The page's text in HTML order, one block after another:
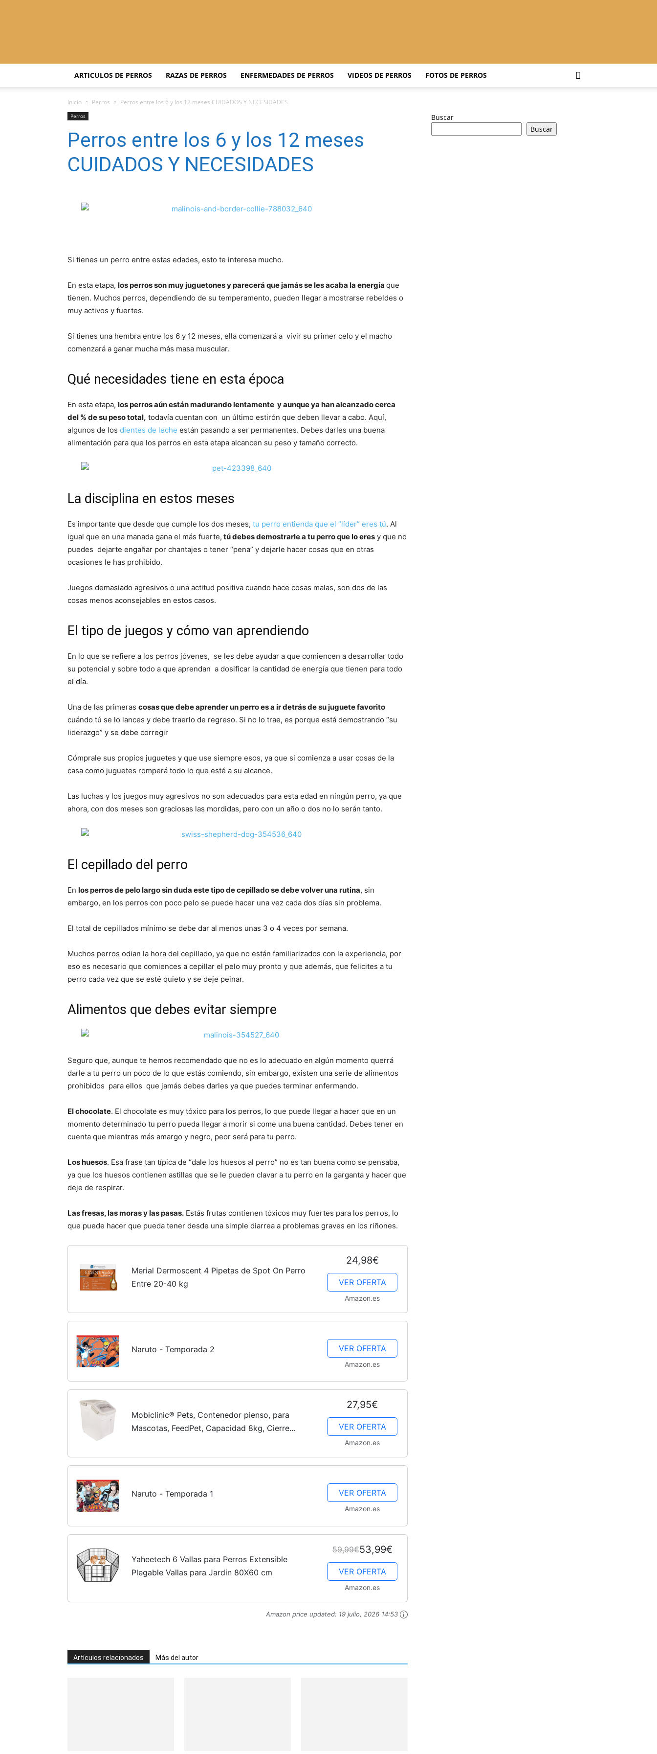
Adiestrar
–
ARTICULOS DE PERROS RAZAS DE PERROS ENFERMEDADES DE PERROS VIDEOS DE PERROS FOTOS DE PERROS
Inicio Perros Perros entre los 6 y los 12 meses CUIDADOS Y NECESIDADES
Perros
Perros entre los 6 y los 12 meses
CUIDADOS Y NECESIDADES
Si tienes un perro entre estas edades, esto te interesa mucho.
En esta etapa, los perros son muy juguetones y parecerá que jamás se les acaba la energía que
tienen. Muchos perros, dependiendo de su temperamento, pueden llegar a mostrarse rebeldes o
muy activos y fuertes.
Si tienes una hembra entre los 6 y 12 meses, ella comenzará a vivir su primer celo y el macho
comenzará a ganar mucha más masa muscular.
Qué necesidades tiene en esta época
En esta etapa, los perros aún están madurando lentamente y aunque ya han alcanzado cerca
del % de su peso total, todavía cuentan con un último estirón que deben llevar a cabo. Aquí,
algunos de los dientes de leche están pasando a ser permanentes. Debes darles una buena
alimentación para que los perros en esta etapa alcancen su peso y tamaño correcto.
La disciplina en estos meses
Es importante que desde que cumple los dos meses, tu perro entienda que el “líder” eres tú. Al
igual que en una manada gana el más fuerte, tú debes demostrarle a tu perro que lo eres y que no
puedes dejarte engañar por chantajes o tener “pena” y dejarle hacer cosas que en otras
ocasiones le has prohibido.
Juegos demasiado agresivos o una actitud positiva cuando hace cosas malas, son dos de las
cosas menos aconsejables en estos casos.
El tipo de juegos y cómo van aprendiendo
En lo que se refiere a los perros jóvenes, se les debe ayudar a que comiencen a desarrollar todo
su potencial y sobre todo a que aprendan a dosificar la cantidad de energía que tienen para todo
el día.
Una de las primeras cosas que debe aprender un perro es a ir detrás de su juguete favorito
cuándo tú se lo lances y debe traerlo de regreso. Si no lo trae, es porque está demostrando “su
liderazgo” y se debe corregir
Cómprale sus propios juguetes y que use siempre esos, ya que si comienza a usar cosas de la
casa como juguetes romperá todo lo que esté a su alcance.
Las luchas y los juegos muy agresivos no son adecuados para esta edad en ningún perro, ya que
ahora, con dos meses son graciosas las mordidas, pero con un año o dos no lo serán tanto.
El cepillado del perro
En los perros de pelo largo sin duda este tipo de cepillado se debe volver una rutina, sin
embargo, en los perros con poco pelo se puede hacer una vez cada dos días sin problema.
El total de cepillados mínimo se debe dar al menos unas 3 o 4 veces por semana.
Muchos perros odian la hora del cepillado, ya que no están familiarizados con la experiencia, por
eso es necesario que comiences a cepillar el pelo muy pronto y que además, que felicites a tu
perro cada vez que se esté quieto y se deje peinar.
Alimentos que debes evitar siempre
Seguro que, aunque te hemos recomendado que no es lo adecuado en algún momento querrá
darle a tu perro un poco de lo que estás comiendo, sin embargo, existen una serie de alimentos
prohibidos para ellos que jamás debes darles ya que puedes terminar enfermando.
El chocolate. El chocolate es muy tóxico para los perros, lo que puede llegar a hacer que en un
momento determinado tu perro pueda llegar a morir si come una buena cantidad. Debes tener en
cuenta que mientras más amargo y negro, peor será para tu perro.
Los huesos. Esa frase tan típica de “dale los huesos al perro” no es tan buena como se pensaba,
ya que los huesos contienen astillas que se le pueden clavar a tu perro en la garganta y hacer que
deje de respirar.
Las fresas, las moras y las pasas. Estás frutas contienen tóxicos muy fuertes para los perros, lo
que puede hacer que pueda tener desde una simple diarrea a problemas graves en los riñones.
Merial Dermoscent 4 Pipetas de Spot On Perro
Entre 20-40 kg
24,98€
VER OFERTA
Amazon.es
Naruto - Temporada 2 VER OFERTA
Amazon.es
Mobiclinic® Pets, Contenedor pienso, para
Mascotas, FeedPet, Capacidad 8kg, Cierre
27,95€
VER OFERTA
Amazon.es
Naruto - Temporada 1 VER OFERTA
Amazon.es
Yaheetech 6 Vallas para Perros Extensible
Plegable Vallas para Jardin 80X60 cm
59,99€53,99€
VER OFERTA
Amazon.es
Amazon price updated: 19 julio, 2026 14:53
Artículos relacionados Más del autor
Buscar
Buscar